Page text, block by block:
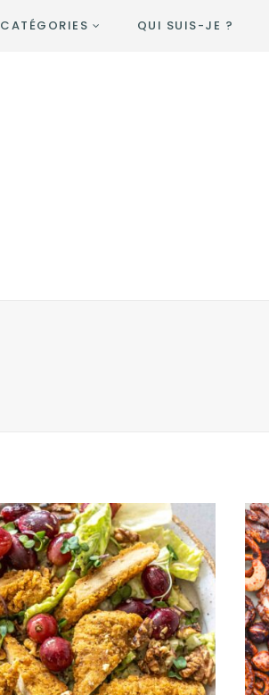
CATÉGORIES QUI SUIS-JE ?